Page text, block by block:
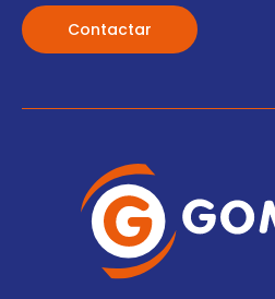
Contactar